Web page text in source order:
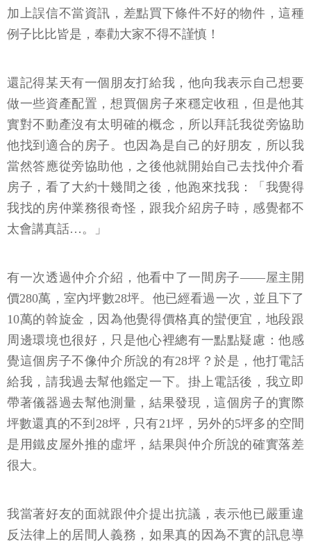
加上誤信不當資訊，差點買下條件不好的物件，這種
例子比比皆是，奉勸大家不得不謹慎！
還記得某天有一個朋友打給我，他向我表示自己想要
做一些資產配置，想買個房子來穩定收租，但是他其
實對不動產沒有太明確的概念，所以拜託我從旁協助
他找到適合的房子。也因為是自己的好朋友，所以我
當然答應從旁協助他，之後他就開始自己去找仲介看
房子，看了大約十幾間之後，他跑來找我：「我覺得
我找的房仲業務很奇怪，跟我介紹房子時，感覺都不
太會講真話…。」
有一次透過仲介介紹，他看中了一間房子——屋主開
價280萬，室內坪數28坪。他已經看過一次，並且下了
10萬的斡旋金，因為他覺得價格真的蠻便宜，地段跟
周邊環境也很好，只是他心裡總有一點點疑慮：他感
覺這個房子不像仲介所說的有28坪？於是，他打電話
給我，請我過去幫他鑑定一下。掛上電話後，我立即
帶著儀器過去幫他測量，結果發現，這個房子的實際
坪數還真的不到28坪，只有21坪，另外的5坪多的空間
是用鐵皮屋外推的虛坪，結果與仲介所說的確實落差
很大。
我當著好友的面就跟仲介提出抗議，表示他已嚴重違
反法律上的居間人義務，如果真的因為不實的訊息導